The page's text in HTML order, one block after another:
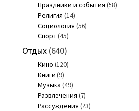
Праздники и события (58)
Религия (14)
Социология (56)
Спорт(45)
Отдых(640)
Кино (120)
Книги (9)
Музыка (49)
Развлечения (7)
Рассуждения (23)